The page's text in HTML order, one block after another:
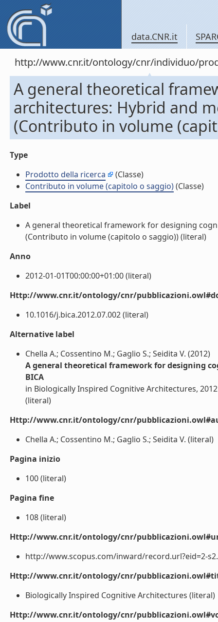
data.CNR.it
http://www.cnr.it/ontology/cnr/individuo/
A general theoretical
architectures: Hybrid and
(Contributo in volume
Type
Prodotto della ricerca
(Classe)
Contributo in volume (capitolo o saggio)(Classe)
Label
A general theoretical framework for designing
(Contributo in volume (capitolo o saggio)) (literal)
Anno
2012-01-01T00:00:00+01:00 (literal)
Http://www.cnr.it/ontology/cnr/
10.1016/j.bica.2012.07.002 (literal)
Alternative label
Chella A.; Cossentino M.; Gaglio S.; Seidita V. (2012)
A general theoretical framework for designing
BICA
in Biologically Inspired Cognitive Architectures, 2012
(literal)
Http://www.cnr.it/ontology/cnr/
Chella A.; Cossentino M.; Gaglio S.; Seidita V. (literal)
Pagina inizio
100 (literal)
Pagina fine
108 (literal)
Http://www.cnr.it/ontology/cnr/
http://www.scopus.com/inward/record.url?eid=2-
Http://www.cnr.it/ontology/cnr/
Biologically Inspired Cognitive Architectures (literal)
Http://www.cnr.it/ontology/cnr/